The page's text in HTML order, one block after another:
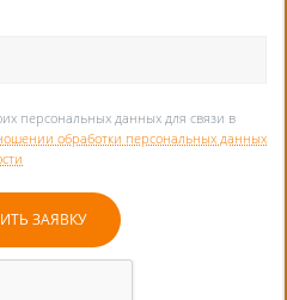
персональных данных для связи в
обработки персональных данных